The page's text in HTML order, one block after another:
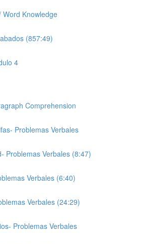
Word Knowledge
(857:49)
4
Comprehension
Problemas Verbales
Problemas Verbales (8:47)
Verbales (6:40)
Verbales (24:29)
Problemas Verbales